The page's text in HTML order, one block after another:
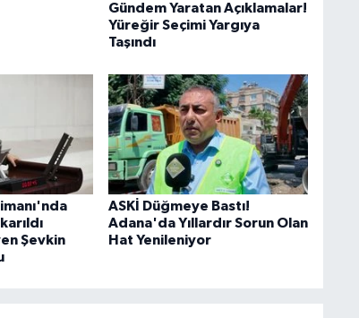
Gündem Yaratan Açıklamalar!
Yüreğir Seçimi Yargıya
Taşındı
Şevkin
ASKİ Düğmeye Bastı!
Adana'da Yıllardır Sorun Olan
Hat Yenileniyor